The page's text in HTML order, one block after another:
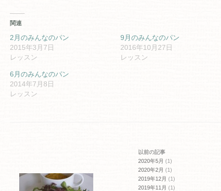
共
有
(新
し
い
ィ
ン
ド
ウ
で
ク
リ
ッ
く
だ
さ
関連
2月のみんなのパン
2015年3月7日
レッスン
9月のみんなのパン
2016年10月27日
レッスン
6月のみんなのパン
2014年7月8日
レッスン
以前の記事
2020年5月 (1)
2020年2月 (1)
2019年12月 (1)
2019年11月 (1)